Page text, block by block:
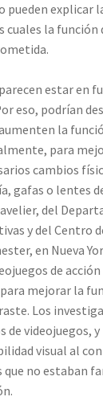
pueden explicar
cuales la función
estar en
eso, podrían
la
para
cambios
gafas o lentes
del
y del Centro
en Nueva
de
mejorar la
Los
de videojuegos,
visual al
que no estaban